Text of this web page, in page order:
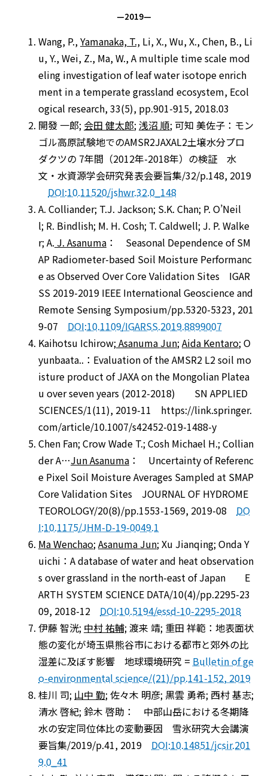
—2019—
Wang, P.,Yamanaka, T., Li, X., Wu, X., Chen, B., Li
u, Y., Wei, Z., Ma, W., A multiple time scale mod
eling investigation of leaf water isotope enrich
ment in a temperate grassland ecosystem, Ecol
ogical research, 33(5), pp.901-915, 2018.03
開發 一郎; 会田 健太郎;浅沼 順; 可知 美佐⼦：モン
ゴル高原試験地でのAMSR2JAXAL2土壌水分プロ
ダクツの 7年間（2012年-2018年）の検証 水
文・水資源学会研究発表会要旨集/32/p.148, 2019
DOI:10.11520/jshwr.32.0_148
A. Colliander; T.J. Jackson; S.K. Chan; P. O’Neil
l; R. Bindlish; M. H. Cosh; T. Caldwell; J. P. Walke
r; A. J. Asanuma ： Seasonal Dependence of SM
AP Radiometer-based Soil Moisture Performanc
e as Observed Over Core Validation Sites IGAR
SS 2019-2019 IEEE International Geoscience and
Remote Sensing Symposium/pp.5320-5323, 201
9-07 DOI:10.1109/IGARSS.2019.8899007
Kaihotsu Ichirow;Asanuma Jun;Aida Kentaro; O
yunbaata..：Evaluation of the AMSR2 L2 soil mo
isture product of JAXA on the Mongolian Platea
u over seven years (2012-2018) SN APPLIED
SCIENCES/1(11), 2019-11 https://link.springer.
com/article/10.1007/s42452-019-1488-y
Chen Fan; Crow Wade T.; Cosh Michael H.; Collian
der A…Jun Asanuma ： Uncertainty of Referenc
e Pixel Soil Moisture Averages Sampled at SMAP
Core Validation Sites JOURNAL OF HYDROME
TEOROLOGY/20(8)/pp.1553-1569, 2019-08 DO
I:10.1175/JHM-D-19-0049.1
Ma Wenchao;Asanuma Jun; Xu Jianqing; Onda Y
uichi：A database of water and heat observation
s over grassland in the north-east of Japan E
ARTH SYSTEM SCIENCE DATA/10(4)/pp.2295-23
09, 2018-12 DOI:10.5194/essd-10-2295-2018
伊藤 智洸; 中村 祐輔;渡来 靖; 重田 祥範：地表面状
態の変化が埼玉県熊谷市における都市と郊外の比
湿差に及ぼす影響 地球環境研究 = Bulletin of ge
o-environmental science/(21)/pp.141-152, 2019
桂川 司; 山中 勤; 佐々木 明彦; 黒雲 勇希; 西村 基志;
清水 啓紀; 鈴木 啓助： 中部山岳における冬期降
水の安定同位体比の変動要因 雪氷研究大会講演
要旨集/2019/p.41, 2019 DOI:10.14851/jcsir.201
9.0_41